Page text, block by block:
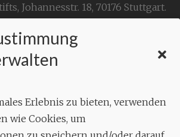
Erlebnis zu bieten, verwenden
wie Cookies, um
Johannesstr. 18, 70176 Stuttgart.
KONTAKT
Geschäftsstelle:
Aixheimer Str. 18
70619 Stuttgart